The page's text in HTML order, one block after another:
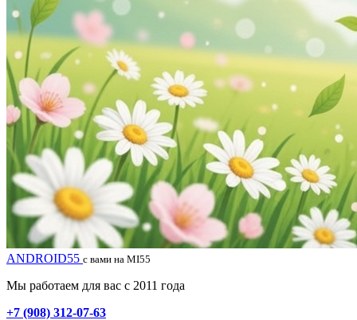
ANDROID55 с вами на MI55
Мы работаем для вас с 2011 года
+7 (908) 312-07-63